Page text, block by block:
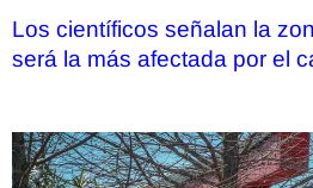
Los científicos señalan la
será la más afectada por el